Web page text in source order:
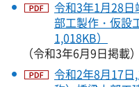
令和3年1月28
部工製作・仮設
1,018KB）
（令和3年6月9日掲載）
令和2年8月17